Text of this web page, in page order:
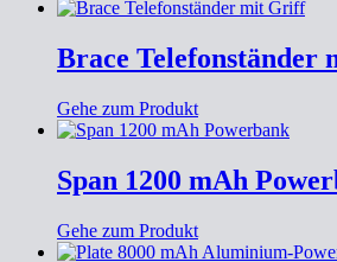
Brace Telefonständer
Gehe zum Produkt
Span 1200 mAh
Gehe zum Produkt